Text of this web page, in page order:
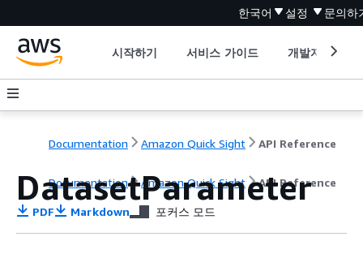
한국어 설정 문의하
시작하기 서비스 가이드 개발자 도구
Documentation Amazon Quick Sight API Reference
Documentation Amazon Quick Sight API Reference
DatasetParameter
PDF Markdown 포커스 모드